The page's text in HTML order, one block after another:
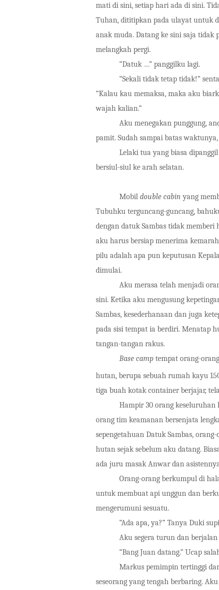
mati di sini, setiap hari ada di sini.
Tuhan, dititipkan pada ulayat untuk
anak muda. Datang ke sini saja tidak
melangkah pergi.
“Datuk …” panggilku lagi.
“Sekali tidak tetap tidak!”
“Kalau kau memaksa, maka aku
wajah kalian.”
Aku menegakan punggung,
pamit. Sudah sampai batas
Lelaki tua yang biasa
bersiul-siul ke arah selatan.
Mobil double cabin yang
Tubuhku terguncang-guncang,
dengan datuk Sambas tidak
aku harus bersiap menerima
pilu adalah apa pun keputusan
dimulai.
Aku merasa telah menjadi
sini. Ketika aku mengusung
Sambas, kesederhanaan dan juga
pada sisi tempat ia berdiri. Menatap
tangan-tangan rakus.
Base camp tempat orang-
hutan, berupa sebuah rumah kayu
tiga buah kotak container berjajar,
Hampir 30 orang
orang tim keamanan bersenjata
sepengetahuan Datuk Sambas,
hutan sejak sebelum aku datang.
ada juru masak Anwar dan
Orang-orang berkumpul di
untuk membuat api unggun dan
mengerumuni sesuatu.
“Ada apa, ya?” Tanya Duki
Aku segera turun dan
“Bang Juan datang.” Ucap
Markus pemimpin tertinggi
seseorang yang tengah berbaring.